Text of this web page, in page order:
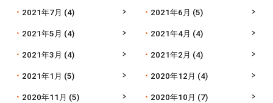
2021年7月 (4) 2021年6月 (5)
2021年5月 (4) 2021年4月 (4)
2021年3月 (4) 2021年2月 (4)
2021年1月 (5) 2020年12月 (4)
2020年11月 (5) 2020年10月 (7)